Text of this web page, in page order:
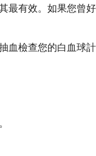
最有效。如果您曾好
血檢查您的白血球計